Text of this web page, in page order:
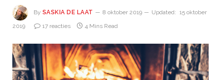
By SASKIA DE LAAT 8 oktober 2019 Updated: 15 oktober
2019
17 reacties 4 Mins Read